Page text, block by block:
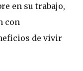
en su trabajo,
con
de vivir